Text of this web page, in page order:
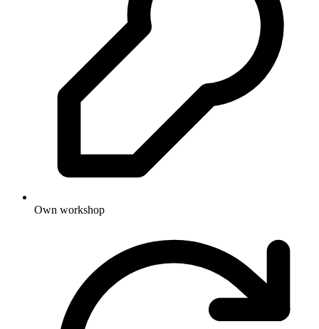
Own workshop